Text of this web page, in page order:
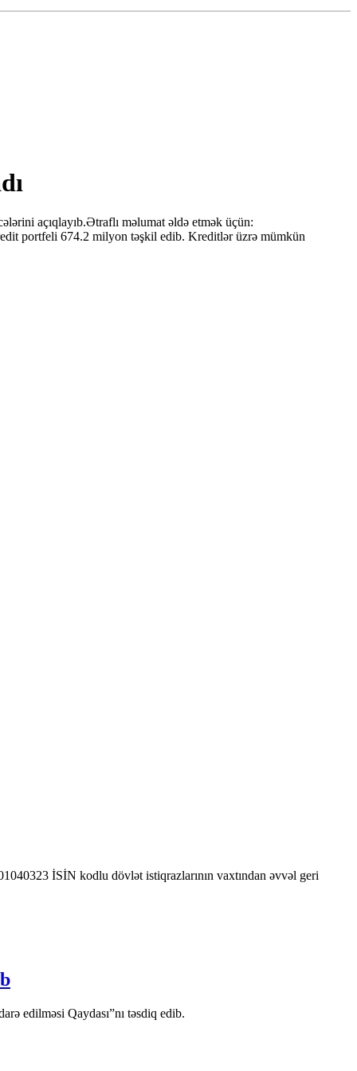
açıqlayıb.Ətraflı məlumat əldə etmək üçün:
portfeli 674.2 milyon təşkil edib. Kreditlər üzrə mümkün
İSİN kodlu dövlət istiqrazlarının vaxtından əvvəl geri
edilməsi Qaydası”nı təsdiq edib.